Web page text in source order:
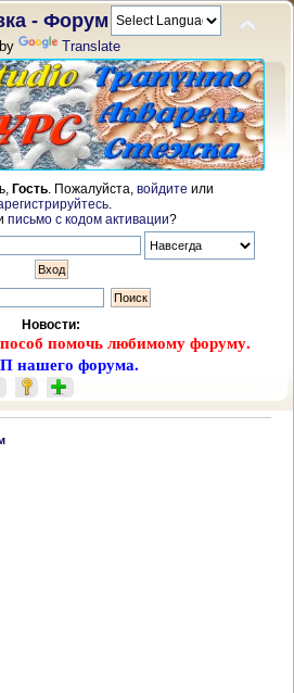
- Форум
by Translate
Гость. Пожалуйста, войдите или
письмо с кодом активации?
Новости:
помочь любимому форуму.
нашего форума.